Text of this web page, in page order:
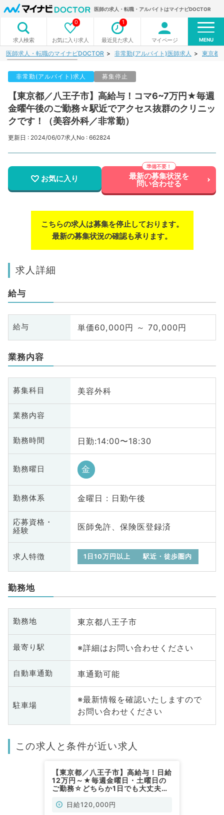
医師の求人・転職・アルバイトはマイナビDOCTOR
求人検索 お気に入り求人
0
最近見た求人
1
マイページ MENU
医師求人・転職のマイナビDOCTOR 非常勤(アルバイト)医師求人 東京都
非常勤(アルバイト)求人 募集停止
【東京都／八王子市】高給与！コマ6~7万円★毎週
金曜午後のご勤務☆駅近でアクセス抜群のクリニッ
クです！（美容外科／非常勤）
更新日 : 2024/06/07求人No : 662824
お気に入り 最新の募集状況を
問い合わせる
こちらの求人は募集を停止しております。
最新の募集状況の確認も承ります。
求人詳細
給与
給与 単価60,000円 ～ 70,000円
業務内容
募集科目 美容外科
業務内容
勤務時間 日勤:14:00〜18:30
勤務曜日 金
勤務体系 金曜日 : 日勤午後
応募資格・
経験
医師免許、保険医登録済
求人特徴 1日10万円以上 駅近・徒歩圏内
勤務地
勤務地 東京都八王子市
最寄り駅 ※詳細はお問い合わせください
自動車通勤 車通勤可能
駐車場
※最新情報を確認いたしますので
お問い合わせください
この求人と条件が近い求人
【東京都／八王子市】高給与！日給
12万円～★毎週金曜日・土曜日の
ご勤務☆どちらか1日でも大丈夫で
クです！（美容外科／非常勤）
日給120,000円